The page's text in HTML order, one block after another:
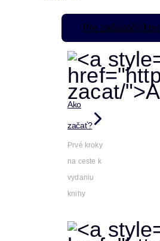
Pre začiatočníkov
Ako
začať?
Prvé kroky
na ceste k
vydaniu
knihy